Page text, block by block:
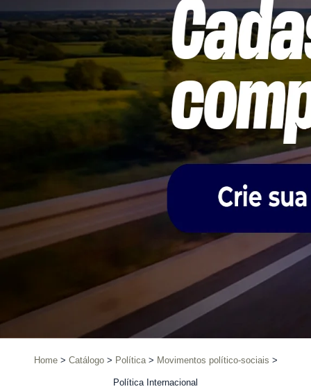
Home Catálogo Política Movimentos político-sociais
Política Internacional